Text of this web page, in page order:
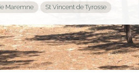
Maremne
St Vincent de Tyrosse